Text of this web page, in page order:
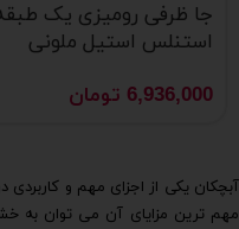
جا ظرفی رومیزی یک
استنلس استیل ملونی
6,936,000 تومان
آبچکان یکی از اجزای مهم و کاربردی
مهم ترین مزایای آن می توان به